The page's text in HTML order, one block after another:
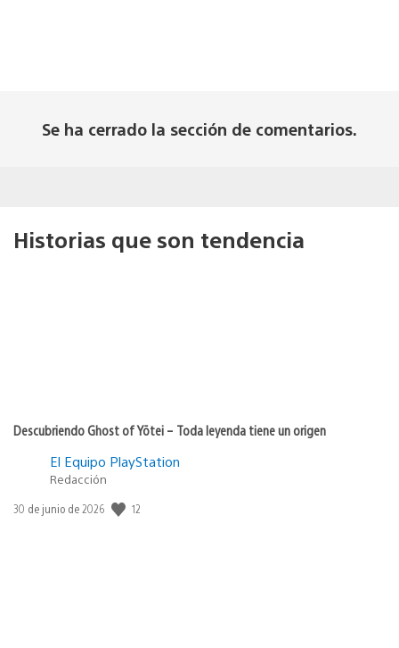
Se ha cerrado la sección de comentarios.
Historias que son tendencia
Descubriendo Ghost of Yōtei – Toda leyenda tiene un origen
El Equipo PlayStation
Redacción
Fecha
30 de junio de 2026 12